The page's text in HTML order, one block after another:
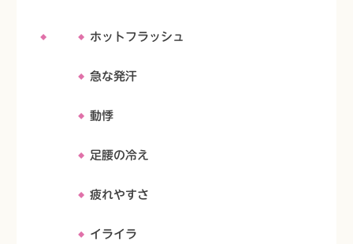
ホットフラッシュ
急な発汗
動悸
足腰の冷え
疲れやすさ
イライラ